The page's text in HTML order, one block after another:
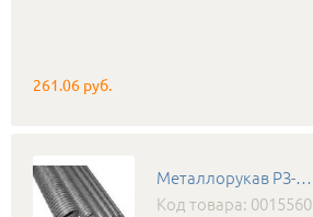
261.06 руб.
Металлорукав РЗ-ЦА-60 (03602)
Код товара: 0015560